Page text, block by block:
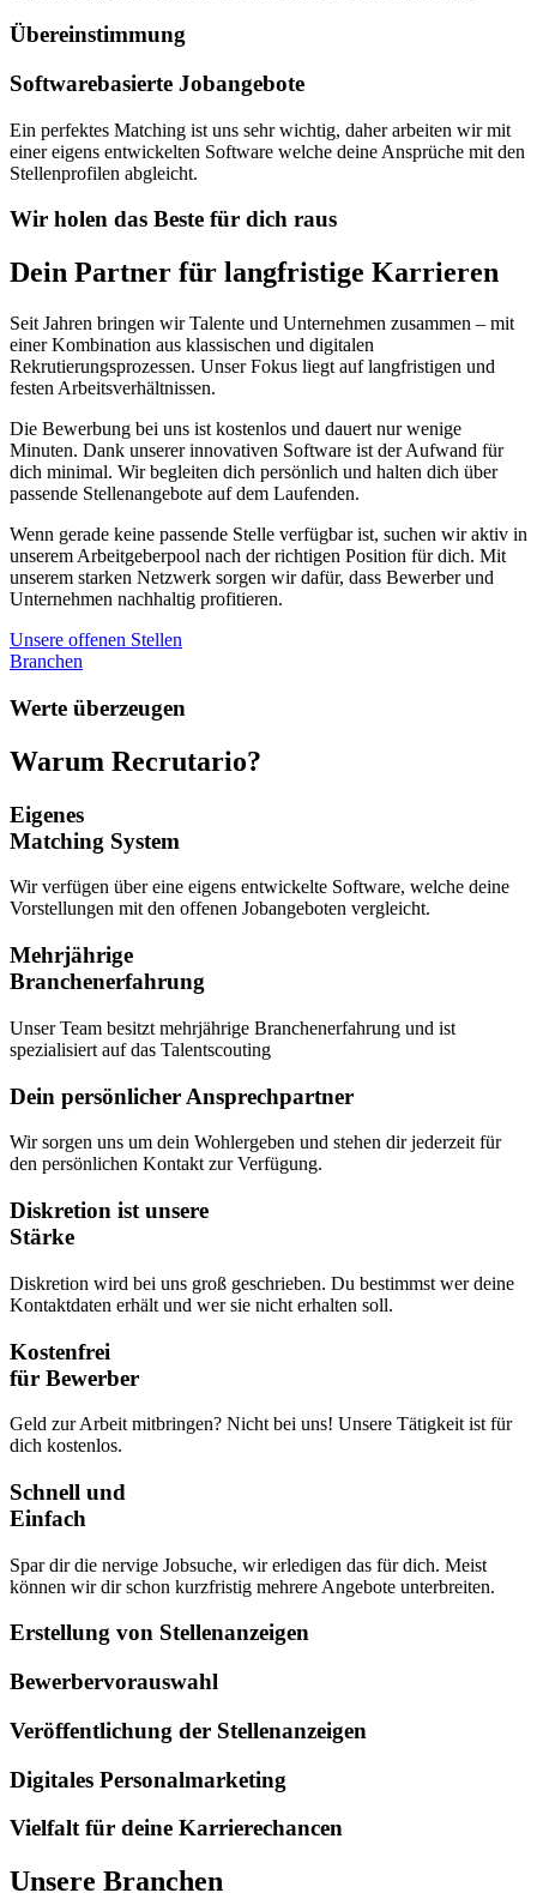
Übereinstimmung
Softwarebasierte Jobangebote
Ein perfektes Matching ist uns sehr wichtig, daher arbeiten wir mit
einer eigens entwickelten Software welche deine Ansprüche mit den
Stellenprofilen abgleicht.
Wir holen das Beste für dich raus
Dein Partner für langfristige Karrieren
Seit Jahren bringen wir Talente und Unternehmen zusammen – mit
einer Kombination aus klassischen und digitalen
Rekrutierungsprozessen. Unser Fokus liegt auf langfristigen und
festen Arbeitsverhältnissen.
Die Bewerbung bei uns ist kostenlos und dauert nur wenige
Minuten. Dank unserer innovativen Software ist der Aufwand für
dich minimal. Wir begleiten dich persönlich und halten dich über
passende Stellenangebote auf dem Laufenden.
Wenn gerade keine passende Stelle verfügbar ist, suchen wir aktiv in
unserem Arbeitgeberpool nach der richtigen Position für dich. Mit
unserem starken Netzwerk sorgen wir dafür, dass Bewerber und
Unternehmen nachhaltig profitieren.
Unsere offenen Stellen
Branchen
Werte überzeugen
Warum Recrutario?
Eigenes
Matching System
Wir verfügen über eine eigens entwickelte Software, welche deine
Vorstellungen mit den offenen Jobangeboten vergleicht.
Mehrjährige
Branchenerfahrung
Unser Team besitzt mehrjährige Branchenerfahrung und ist
spezialisiert auf das Talentscouting
Dein persönlicher Ansprechpartner
Wir sorgen uns um dein Wohlergeben und stehen dir jederzeit für
den persönlichen Kontakt zur Verfügung.
Diskretion ist unsere
Stärke
Diskretion wird bei uns groß geschrieben. Du bestimmst wer deine
Kontaktdaten erhält und wer sie nicht erhalten soll.
Kostenfrei
für Bewerber
Geld zur Arbeit mitbringen? Nicht bei uns! Unsere Tätigkeit ist für
dich kostenlos.
Schnell und
Einfach
Spar dir die nervige Jobsuche, wir erledigen das für dich. Meist
können wir dir schon kurzfristig mehrere Angebote unterbreiten.
Erstellung von Stellenanzeigen
Bewerbervorauswahl
Veröffentlichung der Stellenanzeigen
Digitales Personalmarketing
Vielfalt für deine Karrierechancen
Unsere Branchen